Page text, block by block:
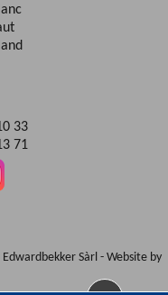
33
71
Sàrl - Website by